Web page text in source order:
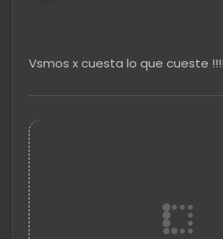
Vsmos x cuesta lo que cueste !!!!